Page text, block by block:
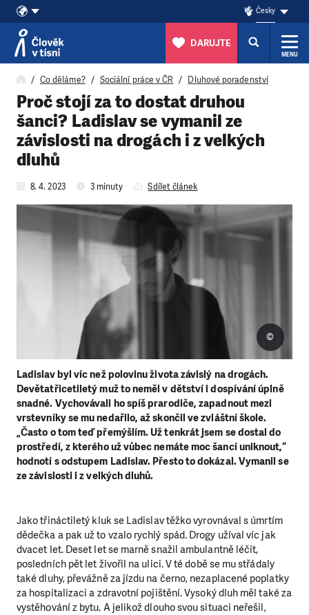
Přeskočit na obsah
Česky
DARUJTE
MENU
Co děláme? Sociální práce v ČR Dluhové poradenství
Proč stojí za to dostat druhou
šanci? Ladislav se vymanil ze
závislosti na drogách i z velkých
dluhů
8. 4. 2023 3 minuty Sdílet článek
Ladislav byl víc než polovinu života závislý na drogách.
Devětatřicetiletý muž to neměl v dětství i dospívání úplně
snadné. Vychovávali ho spíš prarodiče, zapadnout mezi
vrstevníky se mu nedařilo, až skončil ve zvláštní škole.
„Často o tom teď přemýšlím. Už tenkrát jsem se dostal do
prostředí, z kterého už vůbec nemáte moc šancí uniknout,“
hodnotí s odstupem Ladislav. Přesto to dokázal. Vymanil se
ze závislosti i z velkých dluhů.
©
Jako třináctiletý kluk se Ladislav těžko vyrovnával s úmrtím
dědečka a pak už to vzalo rychlý spád. Drogy užíval víc jak
dvacet let. Deset let se marně snažil ambulantně léčit,
posledních pět let živořil na ulici. V té době se mu střádaly
také dluhy, převážně za jízdu na černo, nezaplacené poplatky
za hospitalizaci a zdravotní pojištění. Vysoký dluh měl také za
vystěhování z bytu. A jelikož dlouho svou situaci neřešil,